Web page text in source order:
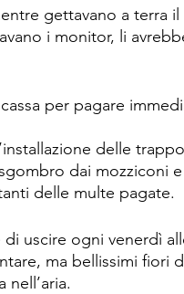
gettavano a terra
i monitor, li
per pagare
delle
dai mozziconi
delle multe pagate.
uscire ogni venerdì
ma bellissimi fiori